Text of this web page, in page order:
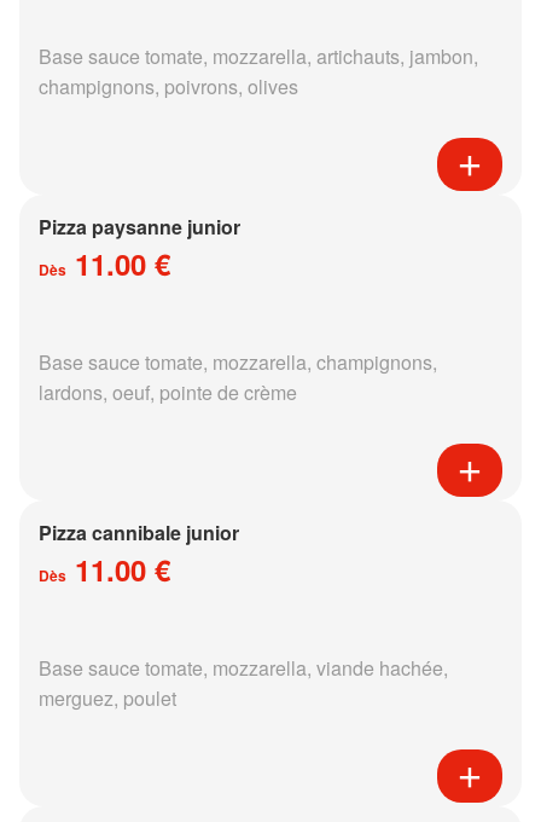
Base sauce tomate, mozzarella, artichauts, jambon,
champignons, poivrons, olives
Pizza paysanne junior
Dès 11.00 €
Base sauce tomate, mozzarella, champignons,
lardons, oeuf, pointe de crème
Pizza cannibale junior
Dès 11.00 €
Base sauce tomate, mozzarella, viande hachée,
merguez, poulet